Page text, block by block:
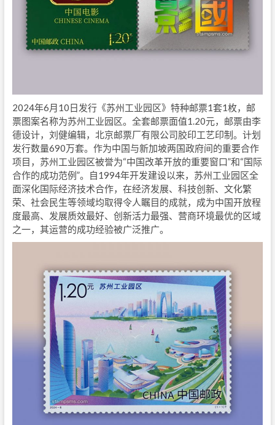
2024年6月10日发行《苏州工业园区》特种邮票1套1枚，邮
票图案名称为苏州工业园区。全套邮票面值1.20元，邮票由李
德设计，刘健编辑，北京邮票厂有限公司胶印工艺印制。计划
发行数量690万套。作为中国与新加坡两国政府间的重要合作
项目，苏州工业园区被誉为“中国改革开放的重要窗口”和“国际
合作的成功范例”。自1994年开发建设以来，苏州工业园区全
面深化国际经济技术合作，在经济发展、科技创新、文化繁
荣、社会民生等领域均取得令人瞩目的成就，成为中国开放程
度最高、发展质效最好、创新活力最强、营商环境最优的区域
之一，其运营的成功经验被广泛推广。